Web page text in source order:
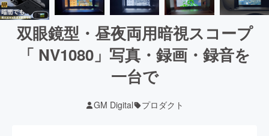
双眼鏡型・昼夜両用暗視スコープ
「 NV1080」写真・録画・録音を
一台で
GM Digital プロダクト